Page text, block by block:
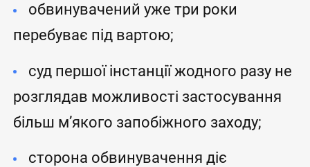
обвинувачений уже три роки
перебуває під вартою;
суд першої інстанції жодного разу не
розглядав можливості застосування
більш м’якого запобіжного заходу;
сторона обвинувачення діє